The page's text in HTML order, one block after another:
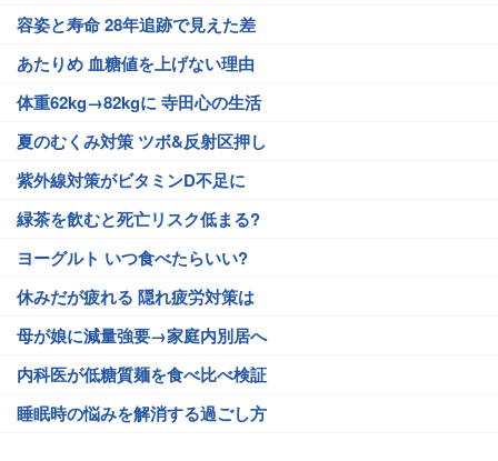
容姿と寿命 28年追跡で見えた差
あたりめ 血糖値を上げない理由
体重62kg→82kgに 寺田心の生活
夏のむくみ対策 ツボ&反射区押し
紫外線対策がビタミンD不足に
緑茶を飲むと死亡リスク低まる?
ヨーグルト いつ食べたらいい?
休みだが疲れる 隠れ疲労対策は
母が娘に減量強要→家庭内別居へ
内科医が低糖質麺を食べ比べ検証
睡眠時の悩みを解消する過ごし方